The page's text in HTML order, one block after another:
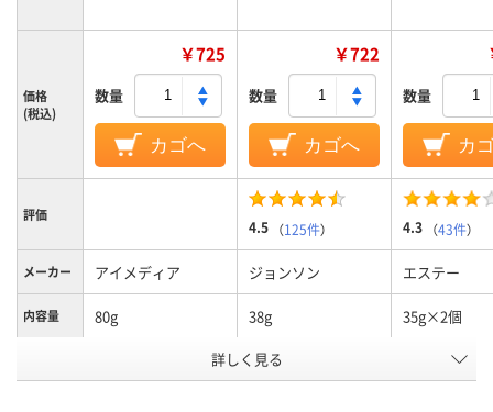
価格
(税込)
￥725
数量
カゴへ
￥722
数量
カゴへ
数量
カ
評価
4.5 （125件） 4.3 （43件）
メーカー アイメディア ジョンソン エステー
内容量 80g 38g 35g×2個
弱酸性
詳しく見る